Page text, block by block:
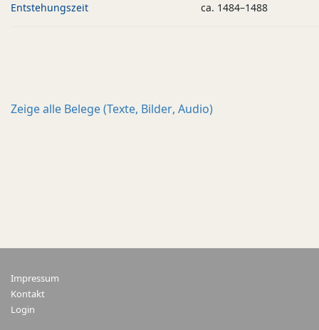
Entstehungszeit ca. 1484–1488
Zeige alle Belege (Texte, Bilder, Audio)
Impressum
Kontakt
Login